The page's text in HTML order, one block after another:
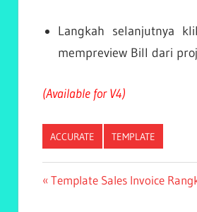
Langkah selanjutnya
mempreview Bill dari
(Available for V4)
ACCURATE TEMPLATE
Post
Previous
Template Sales Invoice